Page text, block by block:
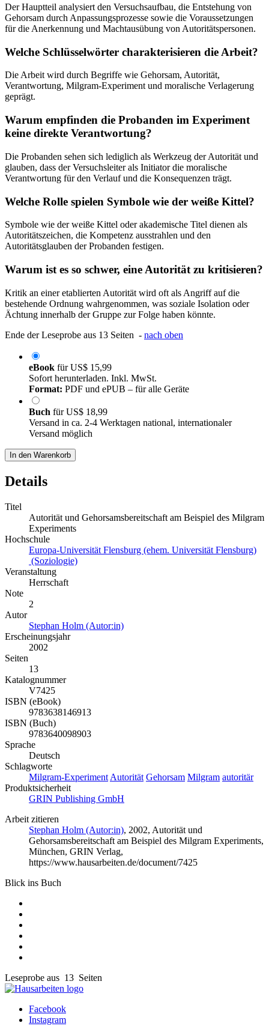
Der Hauptteil analysiert den Versuchsaufbau, die Entstehung von
Gehorsam durch Anpassungsprozesse sowie die Voraussetzungen
für die Anerkennung und Machtausübung von Autoritätspersonen.
Welche Schlüsselwörter charakterisieren die Arbeit?
Die Arbeit wird durch Begriffe wie Gehorsam, Autorität,
Verantwortung, Milgram-Experiment und moralische Verlagerung
geprägt.
Warum empfinden die Probanden im Experiment
keine direkte Verantwortung?
Die Probanden sehen sich lediglich als Werkzeug der Autorität und
glauben, dass der Versuchsleiter als Initiator die moralische
Verantwortung für den Verlauf und die Konsequenzen trägt.
Welche Rolle spielen Symbole wie der weiße Kittel?
Symbole wie der weiße Kittel oder akademische Titel dienen als
Autoritätszeichen, die Kompetenz ausstrahlen und den
Autoritätsglauben der Probanden festigen.
Warum ist es so schwer, eine Autorität zu kritisieren?
Kritik an einer etablierten Autorität wird oft als Angriff auf die
bestehende Ordnung wahrgenommen, was soziale Isolation oder
Ächtung innerhalb der Gruppe zur Folge haben könnte.
Ende der Leseprobe aus 13 Seiten - nach oben
eBook fürUS$ 15,99
Sofort herunterladen. Inkl. MwSt.
Format: PDF und ePUB – für alle Geräte
Buch fürUS$ 18,99
Versand in ca. 2-4 Werktagen national, internationaler
Versand möglich
In den Warenkorb
Details
Titel
Autorität und Gehorsamsbereitschaft am Beispiel des Milgram
Experiments
Hochschule
Europa-Universität Flensburg (ehem. Universität Flensburg)
(Soziologie)
Veranstaltung
Herrschaft
Note
2
Autor
Stephan Holm (Autor:in)
Erscheinungsjahr
2002
Seiten
13
Katalognummer
V7425
ISBN (eBook)
9783638146913
ISBN (Buch)
9783640098903
Sprache
Deutsch
Schlagworte
Milgram-Experiment Autorität Gehorsam Milgram autoritär
Produktsicherheit
GRIN Publishing GmbH
Arbeit zitieren
Stephan Holm (Autor:in), 2002, Autorität und
Gehorsamsbereitschaft am Beispiel des Milgram Experiments,
München, GRIN Verlag,
https://www.hausarbeiten.de/document/7425
Blick ins Buch
Leseprobe aus 13 Seiten
Facebook
Instagram